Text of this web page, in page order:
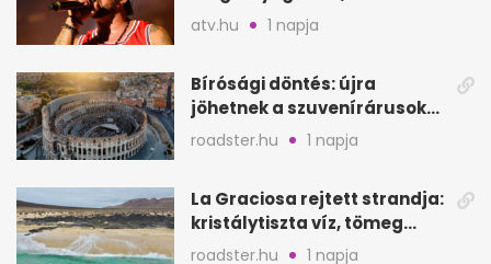
a sepsiszentgyörgyi
atv.hu 1 napja
Bírósági döntés: újra
jöhetnek a szuvenírárusok
Európa ikonikus helyére
roadster.hu 1 napja
La Graciosa rejtett strandja:
kristálytiszta víz, tömeg
nélkül
roadster.hu 1 napja